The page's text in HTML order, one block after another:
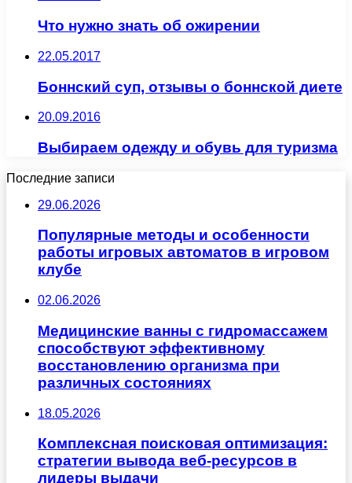
Что нужно знать об ожирении
22.05.2017
Боннский суп, отзывы о боннской диете
20.09.2016
Выбираем одежду и обувь для туризма
Последние записи
29.06.2026
Популярные методы и особенности
работы игровых автоматов в игровом
клубе
02.06.2026
Медицинские ванны с гидромассажем
способствуют эффективному
восстановлению организма при
различных состояниях
18.05.2026
Комплексная поисковая оптимизация:
стратегии вывода веб-ресурсов в
лидеры выдачи